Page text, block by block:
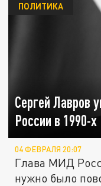
Сергей Лавров
России в 1990-х
ПОЛИТИКА
04 ФЕВРАЛЯ 20:07
Глава МИД
нужно было